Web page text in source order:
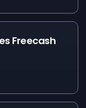
Freecash